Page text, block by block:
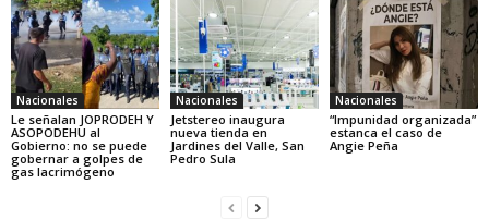
Nacionales
Le señalan JOPRODEH Y
ASOPODEHU al
Gobierno: no se puede
gobernar a golpes de
gas lacrimógeno
Nacionales
Jetstereo inaugura
nueva tienda en
Jardines del Valle, San
Pedro Sula
Nacionales
“Impunidad organizada”
estanca el caso de
Angie Peña